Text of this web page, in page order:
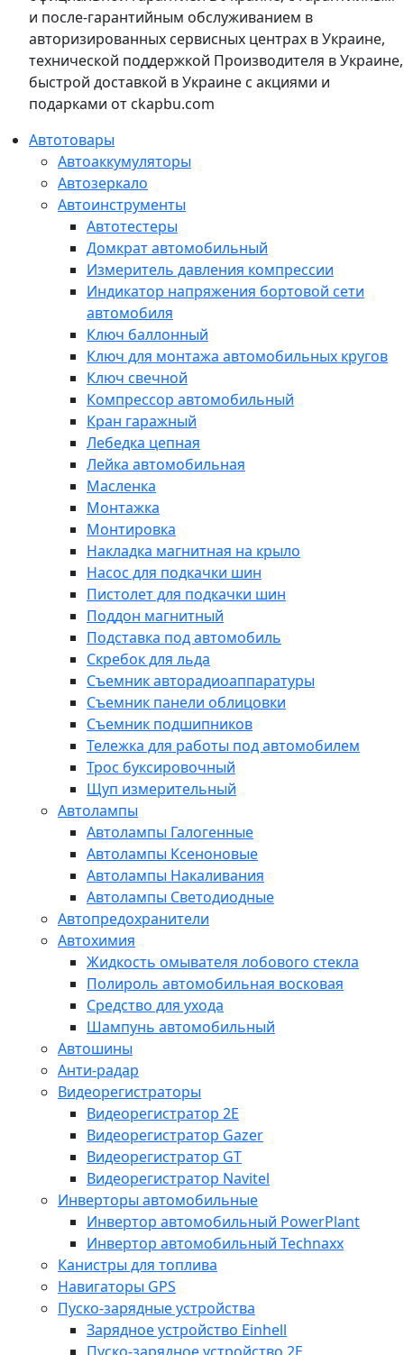
и после-гарантийным обслуживанием в
авторизированных сервисных центрах в Украине,
технической поддержкой Производителя в Украине,
быстрой доставкой в Украине с акциями и
подарками от ckapbu.com
Автотовары
Автоаккумуляторы
Автозеркало
Автоинструменты
Автотестеры
Домкрат автомобильный
Измеритель давления компрессии
Индикатор напряжения бортовой сети
автомобиля
Ключ баллонный
Ключ для монтажа автомобильных кругов
Ключ свечной
Компрессор автомобильный
Кран гаражный
Лебедка цепная
Лейка автомобильная
Масленка
Монтажка
Монтировка
Накладка магнитная на крыло
Насос для подкачки шин
Пистолет для подкачки шин
Поддон магнитный
Подставка под автомобиль
Скребок для льда
Съемник авторадиоаппаратуры
Съемник панели облицовки
Съемник подшипников
Тележка для работы под автомобилем
Трос буксировочный
Щуп измерительный
Автолампы
Автолампы Галогенные
Автолампы Ксеноновые
Автолампы Накаливания
Автолампы Светодиодные
Автопредохранители
Автохимия
Жидкость омывателя лобового стекла
Полироль автомобильная восковая
Средство для ухода
Шампунь автомобильный
Автошины
Анти-радар
Видеорегистраторы
Видеорегистратор 2E
Видеорегистратор Gazer
Видеорегистратор GT
Видеорегистратор Navitel
Инверторы автомобильные
Инвертор автомобильный PowerPlant
Инвертор автомобильный Technaxx
Канистры для топлива
Навигаторы GPS
Пуско-зарядные устройства
Зарядное устройство Einhell